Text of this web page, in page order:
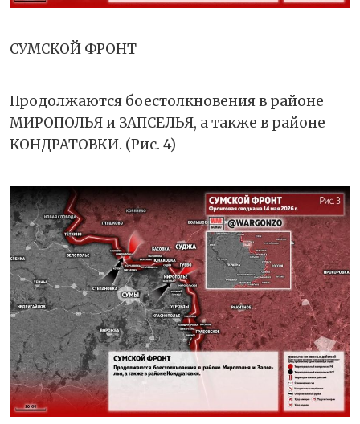
СУМСКОЙ ФРОНТ
Продолжаются боестолкновения в районе
МИРОПОЛЬЯ и ЗАПСЕЛЬЯ, а также в районе
КОНДРАТОВКИ. (Рис. 4)